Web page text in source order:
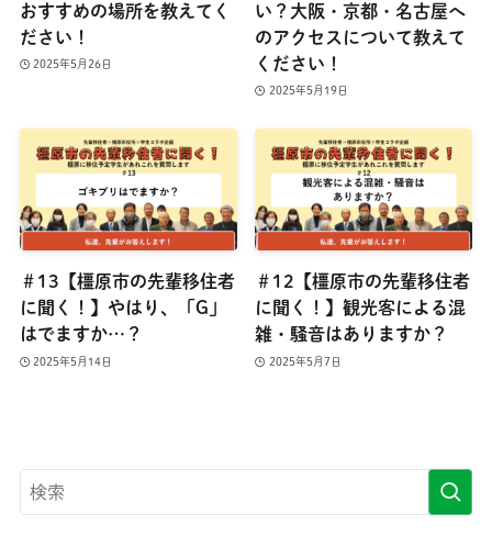
おすすめの場所を教えてく
ださい！
2025年5月26日
い？大阪・京都・名古屋へ
のアクセスについて教えて
ください！
2025年5月19日
＃13【橿原市の先輩移住者
に聞く！】やはり、「G」
はでますか…？
2025年5月14日
＃12【橿原市の先輩移住者
に聞く！】観光客による混
雑・騒音はありますか？
2025年5月7日